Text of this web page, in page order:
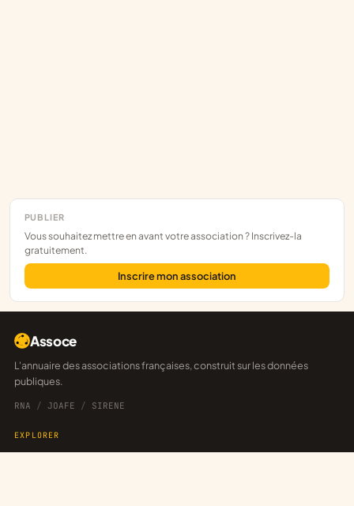
PUBLIER
Vous souhaitez mettre en avant votre association ? Inscrivez-la
gratuitement.
Inscrire mon association
Assoce
L'annuaire des associations françaises, construit sur les données
publiques.
RNA / JOAFE / SIRENE
EXPLORER
Départements